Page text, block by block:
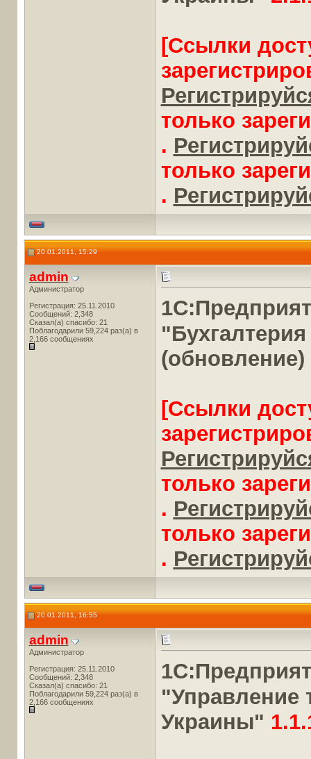
[Ссылки
только
.
только
.
20.01.2011, 15:29
admin
Администратор
Регистрация: 25.11.2010
Сообщений: 2,348
Сказал(а) спасибо: 21
Поблагодарили 59,224 раз(а) в
2,166 сообщениях
[Ссылки
только
.
только
.
20.01.2011, 16:55
admin
Администратор
Регистрация: 25.11.2010
Сообщений: 2,348
Сказал(а) спасибо: 21
Поблагодарили 59,224 раз(а) в
2,166 сообщениях
"Управление
Украины"